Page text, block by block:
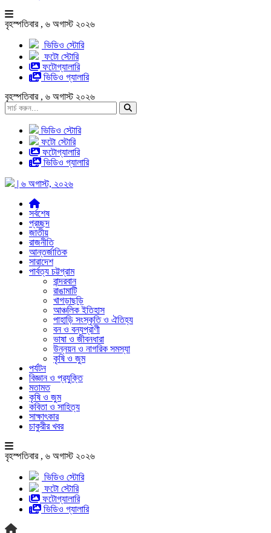
বৃহস্পতিবার , ৬ অগাস্ট ২০২৬
ভিডিও স্টোরি
ফটো স্টোরি
ফটোগ্যালারি
ভিডিও গ্যালারি
বৃহস্পতিবার , ৬ অগাস্ট ২০২৬
ভিডিও স্টোরি
ফটো স্টোরি
ফটোগ্যালারি
ভিডিও গ্যালারি
| ৬ অগাস্ট, ২০২৬
সর্বশেষ
প্রচ্ছদ
জাতীয়
রাজনীতি
আন্তর্জাতিক
সারাদেশ
পার্বত্য চট্টগ্রাম
বান্দরবান
রাঙামাটি
খাগড়াছড়ি
আঞ্চলিক ইতিহাস
পাহাড়ি সংস্কৃতি ও ঐতিহ্য
বন ও বন্যপ্রাণী
ভাষা ও জীবনধারা
উন্নয়ন ও নাগরিক সমস্যা
কৃষি ও জুম
পর্যটন
বিজ্ঞান ও প্রযুক্তি
মতামত
কৃষি ও জুম
কবিতা ও সাহিত্য
সাক্ষাৎকার
চাকুরীর খবর
বৃহস্পতিবার , ৬ অগাস্ট ২০২৬
ভিডিও স্টোরি
ফটো স্টোরি
ফটোগ্যালারি
ভিডিও গ্যালারি